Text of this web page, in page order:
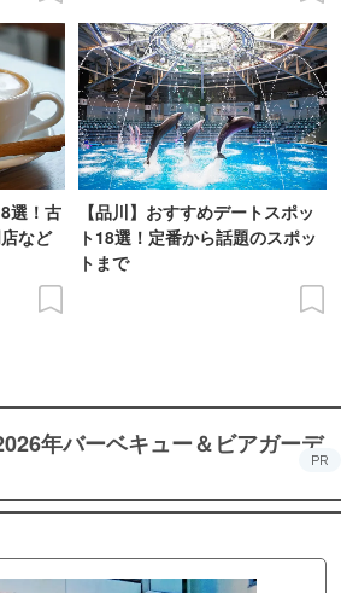
選！古
など
【品川】おすすめデートスポッ
ト18選！定番から話題のスポッ
トまで
年バーベキュー＆ビアガーデ
PR